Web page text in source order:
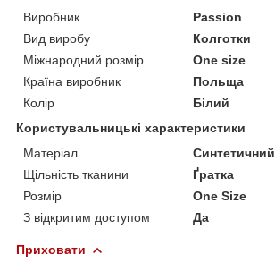
Виробник
Passion
Вид виробу
Колготки
Міжнародний розмір
One size
Країна виробник
Польща
Колір
Білий
Користувальницькі характеристики
Матеріал
Синтетичний
Щільність тканини
Ґратка
Розмір
One Size
З відкритим доступом
Да
Приховати